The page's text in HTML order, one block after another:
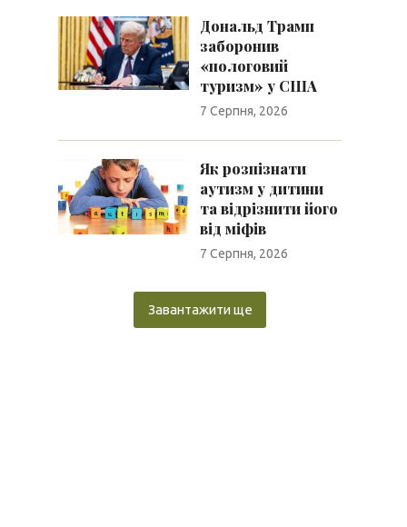
Дональд Трамп
заборонив
«пологовий
туризм» у США
7 Серпня, 2026
Як розпізнати
аутизм у дитини
та відрізнити його
від міфів
7 Серпня, 2026
Завантажити ще